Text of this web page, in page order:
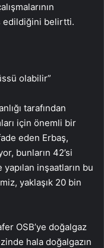
edildiğini belirtti.
olabilir”
tarafından
için önemli bir
eden Erbaş,
bunların 42’si
inşaatların bu
yaklaşık 20 bin
OSB’ye doğalgaz
hala doğalgazın